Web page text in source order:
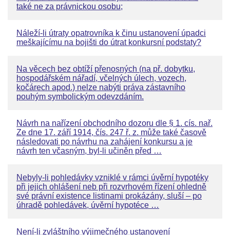
také ne za právnickou osobu;
Náleží-li útraty opatrovníka k činu ustanovení úpadci
meškajícímu na bojišti do útrat konkursní podstaty?
Na věcech bez obtíží přenosných (na př. dobytku,
hospodářském nářadí, včelných úlech, vozech,
kočárech apod.) nelze nabýti práva zástavního
pouhým symbolickým odevzdáním.
Návrh na nařízení obchodního dozoru dle § 1. cís. nař.
Ze dne 17. září 1914, čís. 247 ř. z. může také časově
následovati po návrhu na zahájení konkursu a je
návrh ten včasným, byl-li učiněn před …
Nebyly-li pohledávky vzniklé v rámci úvěrní hypotéky
při jejich ohlášení neb při rozvrhovém řízení ohledně
své právní existence listinami prokázány, sluší – po
úhradě pohledávek, úvěrní hypotéce …
Není-li zvláštního výjimečného ustanovení